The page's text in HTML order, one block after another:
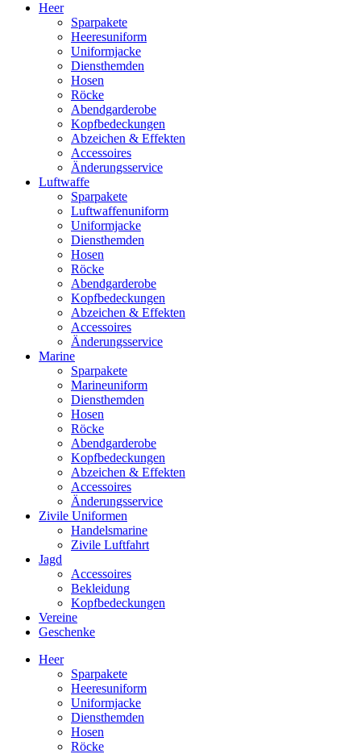
Heer
Sparpakete
Heeresuniform
Uniformjacke
Diensthemden
Hosen
Röcke
Abendgarderobe
Kopfbedeckungen
Abzeichen & Effekten
Accessoires
Änderungsservice
Luftwaffe
Sparpakete
Luftwaffenuniform
Uniformjacke
Diensthemden
Hosen
Röcke
Abendgarderobe
Kopfbedeckungen
Abzeichen & Effekten
Accessoires
Änderungsservice
Marine
Sparpakete
Marineuniform
Diensthemden
Hosen
Röcke
Abendgarderobe
Kopfbedeckungen
Abzeichen & Effekten
Accessoires
Änderungsservice
Zivile Uniformen
Handelsmarine
Zivile Luftfahrt
Jagd
Accessoires
Bekleidung
Kopfbedeckungen
Vereine
Geschenke
Heer
Sparpakete
Heeresuniform
Uniformjacke
Diensthemden
Hosen
Röcke